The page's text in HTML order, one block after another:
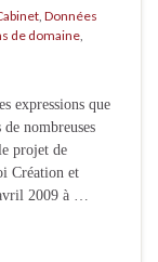
Données
de domaine
expressions que
nombreuses
projet de
Création et
2009 à …